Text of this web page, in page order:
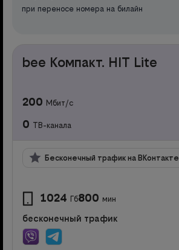
при переносе номера на билайн
bee Компакт. HIT Lite
200 Мбит/с
0 ТВ-канала
Бесконечный трафик на ВКонтакте
1024 Гб800 мин
бесконечный трафик